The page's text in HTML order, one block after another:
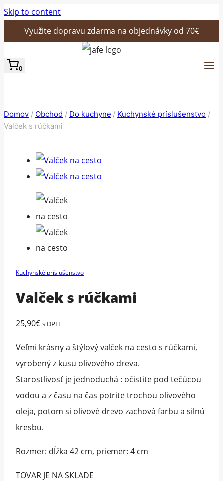
Skip to content
Využite dopravu zdarma na objednávky od 70€
0
Domov / Obchod / Do kuchyne / Kuchynské príslušenstvo /
Valček s rúčkami
Kuchynské príslušenstvo
Valček s rúčkami
25,90€ s DPH
Veľmi krásny a štýlový valček na cesto s rúčkami,
vyrobený z kusu olivového dreva.
Starostlivosť je jednoduchá : očistite pod tečúcou
vodou a z času na čas potrite trochou olivového
oleja, potom si olivové drevo zachová farbu a silnú
kresbu.
Rozmer: dĺžka 42 cm, priemer: 4 cm
TOVAR JE NA SKLADE